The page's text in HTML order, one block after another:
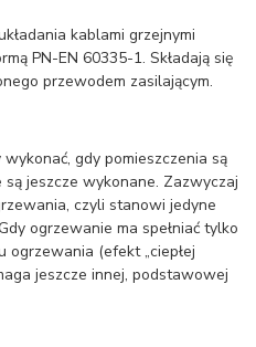
kablami grzejnymi
PN-EN 60335-1. Składają się
przewodem zasilającym.
gdy pomieszczenia są
jeszcze wykonane. Zazwyczaj
czyli stanowi jedyne
ogrzewanie ma spełniać tylko
ogrzewania (efekt „ciepłej
jeszcze innej, podstawowej